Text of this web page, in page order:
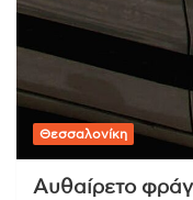
Θεσσαλονίκη
Αυθαίρετο